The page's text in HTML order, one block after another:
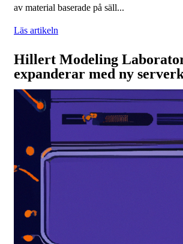
av material baserade på säll...
Läs artikeln
Hillert Modeling
expanderar med ny